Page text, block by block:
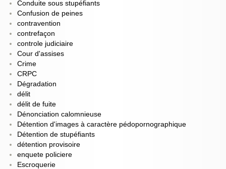
Conduite sous stupéfiants
Confusion de peines
contravention
contrefaçon
controle judiciaire
Cour d'assises
Crime
CRPC
Dégradation
délit
délit de fuite
Dénonciation calomnieuse
Détention d'images à caractère pédopornographique
Détention de stupéfiants
détention provisoire
enquete policiere
Escroquerie